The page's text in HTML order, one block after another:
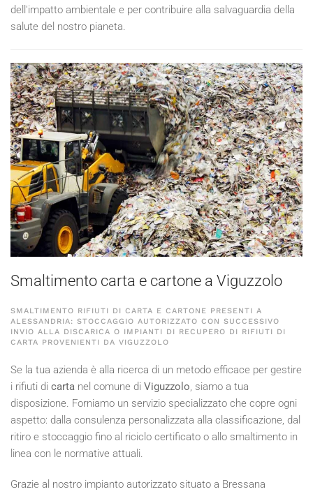
dell'impatto ambientale e per contribuire alla salvaguardia della
salute del nostro pianeta.
Smaltimento carta e cartone a Viguzzolo
SMALTIMENTO RIFIUTI DI CARTA E CARTONE PRESENTI A
ALESSANDRIA: STOCCAGGIO AUTORIZZATO CON SUCCESSIVO
INVIO ALLA DISCARICA O IMPIANTI DI RECUPERO DI RIFIUTI DI
CARTA PROVENIENTI DA VIGUZZOLO
Se la tua azienda è alla ricerca di un metodo efficace per gestire
i rifiuti di carta nel comune di Viguzzolo, siamo a tua
disposizione. Forniamo un servizio specializzato che copre ogni
aspetto: dalla consulenza personalizzata alla classificazione, dal
ritiro e stoccaggio fino al riciclo certificato o allo smaltimento in
linea con le normative attuali.
Grazie al nostro impianto autorizzato situato a Bressana